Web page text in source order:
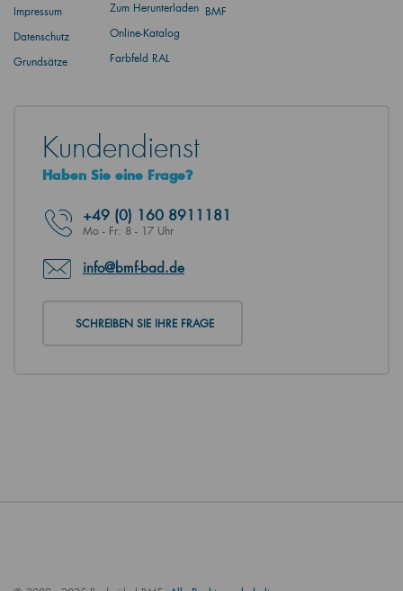
Impressum
Datenschutz
Grundsätze
Zum Herunterladen
Online-Katalog
Farbfeld RAL
BMF
Kundendienst
Haben Sie eine Frage?
+49 (0) 160 8911181
Mo - Fr: 8 - 17 Uhr
info@bmf-bad.de
SCHREIBEN SIE IHRE FRAGE